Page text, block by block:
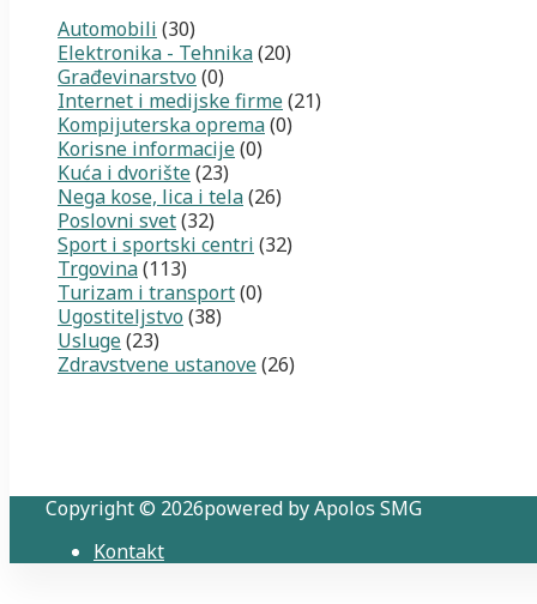
Automobili (30)
Elektronika - Tehnika(20)
Građevinarstvo (0)
Internet i medijske firme(21)
Kompijuterska oprema(0)
Korisne informacije(0)
Kuća i dvorište(23)
Nega kose, lica i tela(26)
Poslovni svet(32)
Sport i sportski centri (32)
Trgovina(113)
Turizam i transport(0)
Ugostiteljstvo (38)
Usluge(23)
Zdravstvene ustanove(26)
Copyright © 2026powered by Apolos SMG
Kontakt